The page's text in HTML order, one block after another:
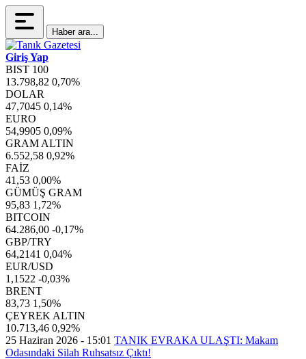
Haber ara...
Giriş Yap
BIST 100
13.798,82 0,70%
DOLAR
47,7045 0,14%
EURO
54,9905 0,09%
GRAM ALTIN
6.552,58 0,92%
FAİZ
41,53 0,00%
GÜMÜŞ GRAM
95,83 1,72%
BITCOIN
64.286,00 -0,17%
GBP/TRY
64,2141 0,04%
EUR/USD
1,1522 -0,03%
BRENT
83,73 1,50%
ÇEYREK ALTIN
10.713,46 0,92%
25 Haziran 2026 - 15:01 TANIK EVRAKA ULAŞTI: Makam
Odasındaki Silah Ruhsatsız Çıktı!